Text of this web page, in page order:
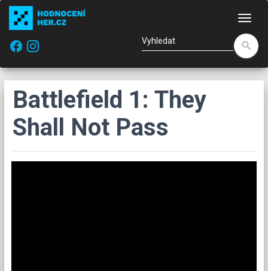
facebook
search
Battlefield 1: They
Shall Not Pass